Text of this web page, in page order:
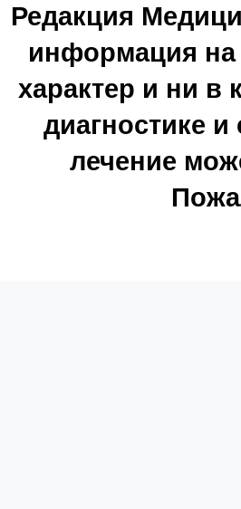
Редакция
информация на
характер и ни в
диагностике
лечение